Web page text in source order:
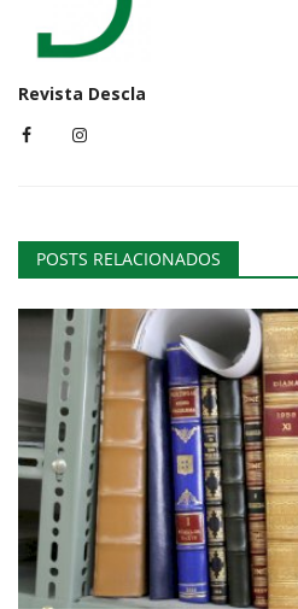
Revista Descla
POSTS RELACIONADOS